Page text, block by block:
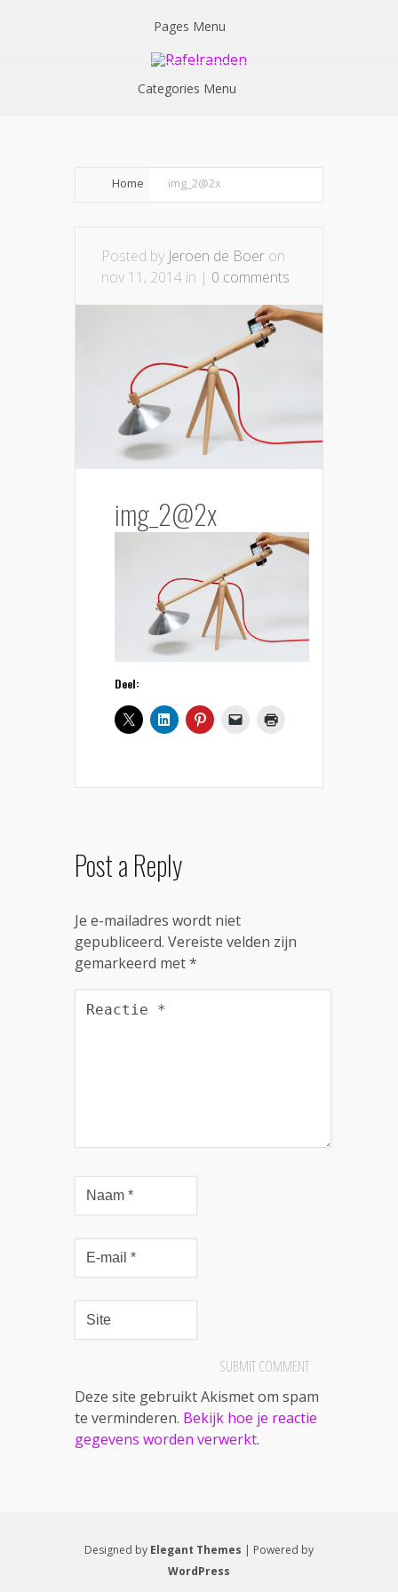
Pages Menu
Categories Menu
Home img_2@2x
Posted by Jeroen de Boer on
nov 11, 2014 in | 0 comments
img_2@2x
Deel:
Post a Reply
Je e-mailadres wordt niet
gepubliceerd. Vereiste velden zijn
gemarkeerd met*
Deze site gebruikt Akismet om spam
te verminderen. Bekijk hoe je reactie
gegevens worden verwerkt.
Designed by Elegant Themes | Powered by
WordPress